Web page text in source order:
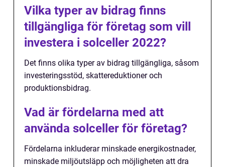
Vilka typer av bidrag finns
tillgängliga för företag som vill
investera i solceller 2022?
Det finns olika typer av bidrag tillgängliga, såsom
investeringsstöd, skattereduktioner och
produktionsbidrag.
Vad är fördelarna med att
använda solceller för företag?
Fördelarna inkluderar minskade energikostnader,
minskade miljöutsläpp och möjligheten att dra